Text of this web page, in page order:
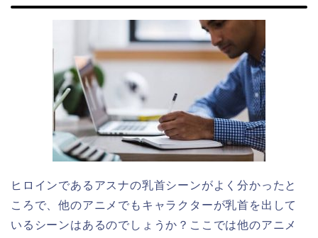
ヒロインであるアスナの乳首シーンがよく分かったと
ころで、他のアニメでもキャラクターが乳首を出して
いるシーンはあるのでしょうか？ここでは他のアニメ